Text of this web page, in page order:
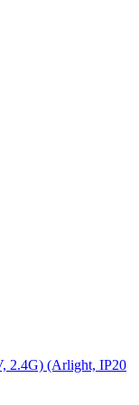
2.4G) (Arlight, IP20